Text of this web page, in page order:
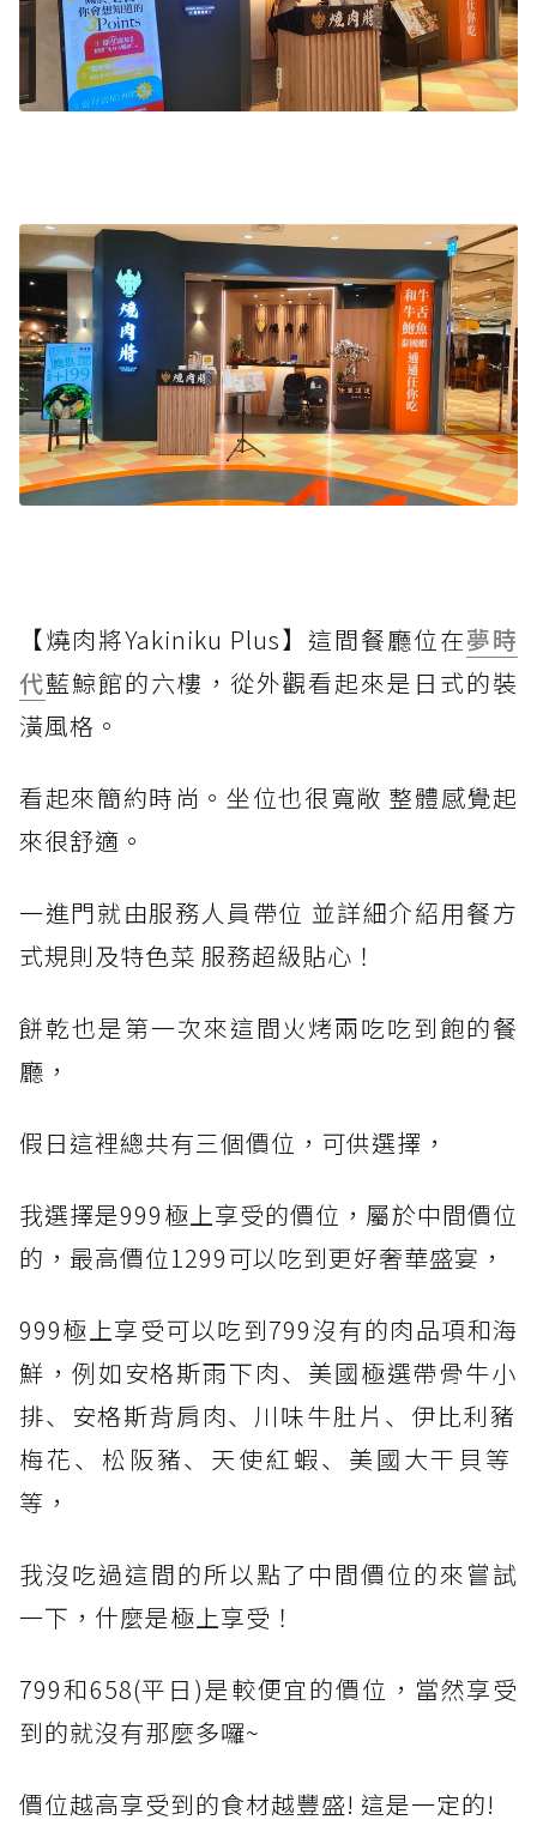
【燒肉將Yakiniku Plus】這間餐廳位在夢時
代藍鯨館的六樓，從外觀看起來是日式的裝
潢風格。
看起來簡約時尚。坐位也很寬敞 整體感覺起
來很舒適。
一進門就由服務人員帶位 並詳細介紹用餐方
式規則及特色菜 服務超級貼心！
餅乾也是第一次來這間火烤兩吃吃到飽的餐
廳，
假日這裡總共有三個價位，可供選擇，
我選擇是999極上享受的價位，屬於中間價位
的，最高價位1299可以吃到更好奢華盛宴，
999極上享受可以吃到799沒有的肉品項和海
鮮，例如安格斯雨下肉、︀美國極選帶骨牛小
排、︀安格斯背肩肉、︀川味牛肚片、︀伊比利豬
梅花、︀松阪豬、︀天使紅蝦、︀美國大干貝等
等，
我沒吃過這間的所以點了中間價位的來嘗試
一下，什麼是極上享受！
799和658(平日)是較便宜的價位，當然享受
到的就沒有那麼多囉~
價位越高享受到的食材越豐盛! 這是一定的!